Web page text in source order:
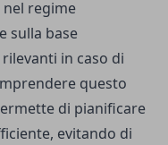
nel regime
sulla base
in caso di
questo
di pianificare
evitando di